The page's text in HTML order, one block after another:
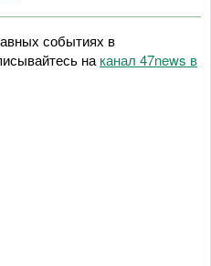
событиях в
на канал 47news в